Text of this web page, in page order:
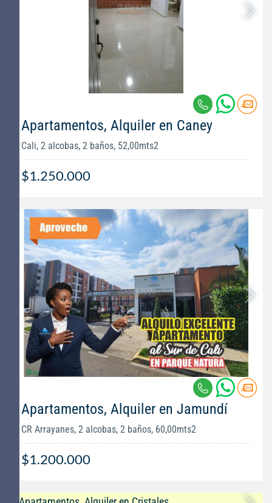
Apartamentos, Alquiler en Caney
Cali, 2 alcobas, 2 baños, 52,00mts2
$1.250.000
Apartamentos, Alquiler en Jamundí
CR Arrayanes, 2 alcobas, 2 baños, 60,00mts2
$1.200.000